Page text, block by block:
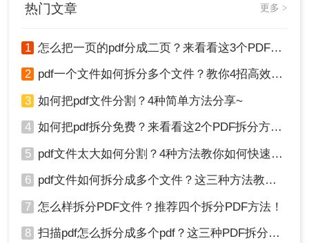
热门文章 更多 >
1 怎么把一页的pdf分成二页？来看看这3个PDF拆分方法！
2 pdf一个文件如何拆分多个文件？教你4招高效又简单！
3 如何把pdf文件分割？4种简单方法分享~
4 如何把pdf拆分免费？来看看这2个PDF拆分方法！
5 pdf文件太大如何分割？4种方法教你如何快速拆分！
6 pdf文件如何拆分成多个文件？这三种方法教你轻松拆分！
7 怎么样拆分PDF文件？推荐四个拆分PDF方法！
8 扫描pdf怎么拆分成多个pdf？这三种PDF拆分方法轻松搞定！